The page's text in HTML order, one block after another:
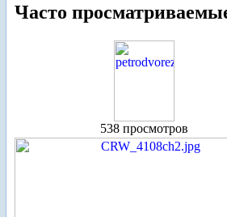
Часто
538 просмотров